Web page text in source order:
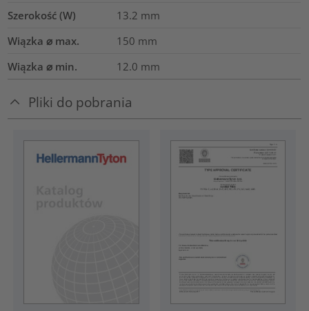
Szerokość (W) 13.2 mm
Wiązka ⌀ max.
150 mm
Wiązka ⌀ min.
12.0 mm
Pliki do pobrania